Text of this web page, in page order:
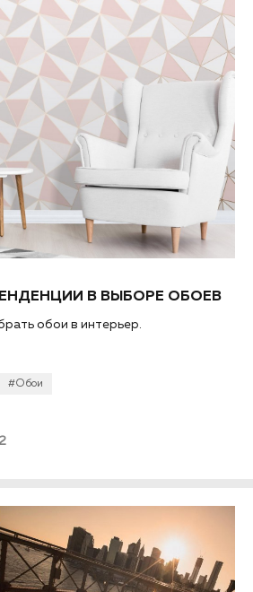
#Обои
В ВЫБОРЕ ОБОЕВ
обои в интерьер.